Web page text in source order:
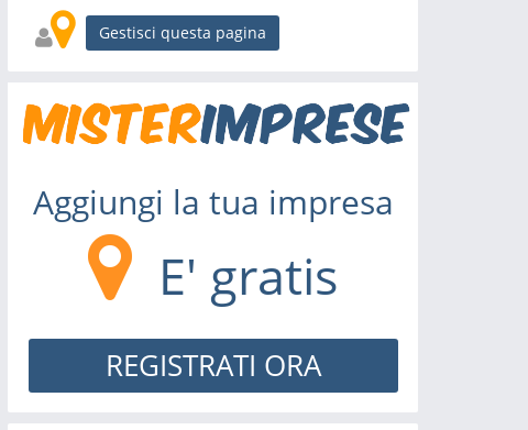
Gestisci questa pagina
Aggiungi la tua impresa
E' gratis
REGISTRATI ORA